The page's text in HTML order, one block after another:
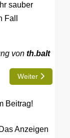
sauber
von th.balt
Waldemar's
Nächster
Weiter
Beitrag!
Anzeigen